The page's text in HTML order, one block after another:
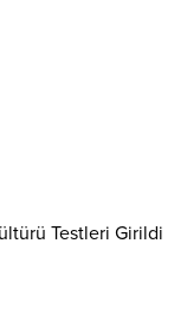
Testleri Girildi